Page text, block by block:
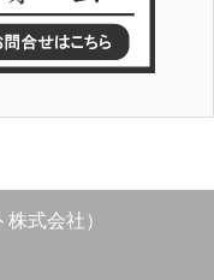
式会社）